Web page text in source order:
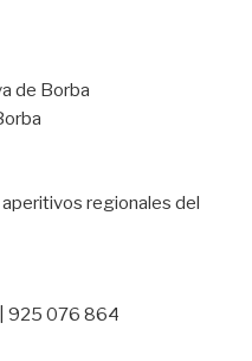
de Borba
regionales del
| 925 076 864